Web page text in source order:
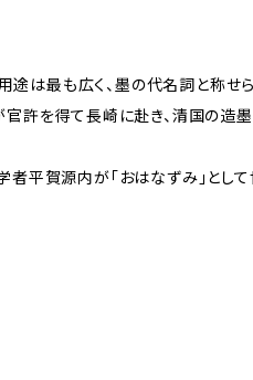
は最も広く、墨の代名詞と称せら
許を得て長崎に赴き、清国の造
者平賀源内が「おはなずみ」として